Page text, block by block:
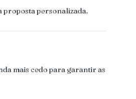
proposta personalizada.
mais cedo para garantir as